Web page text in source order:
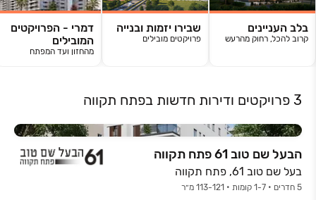
בלב העניינים
קרוב להכל, רחוק מהרעש
שבירו יזמות ובנייה
פרויקטים מובילים
דמרי - הפרויקטים
המובילים
מהחזון ועד המפתח
3 פרויקטים ודירות חדשות בפתח תקווה
הבעל שם טוב 61 פתח תקווה
בעל שם טוב 61, פתח תקווה
5 חדרים • 1-7 קומות • 113-121 מ״ר